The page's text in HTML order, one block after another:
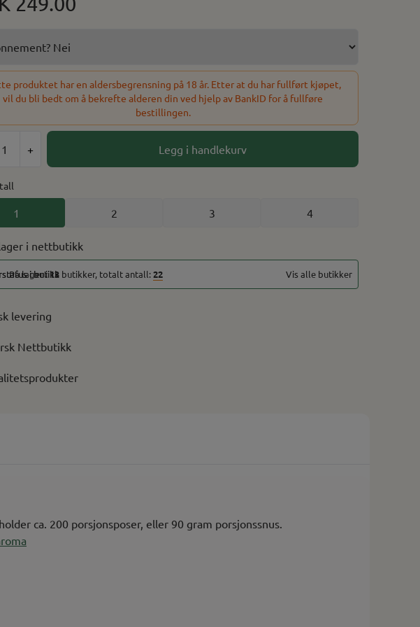
produktet har en aldersbegrensning på 18 år. Etter at du har fullført kjøpet,
vil du bli bedt om å bekrefte alderen din ved hjelp av BankID for å fullføre
bestillingen.
+ Legg i handlekurv
1 2 3 4
På lager i13 butikker, totalt antall:22 Vis alle butikker
levering
Nettbutikk
ca. 200 porsjonsposer, eller 90 gram porsjonssnus.